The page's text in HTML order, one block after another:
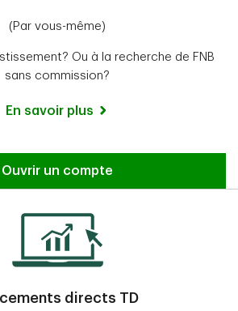
(Par vous-même)
Ou à la recherche de FNB
sans commission?
En savoir plus
Ouvrir un compte
directs TD